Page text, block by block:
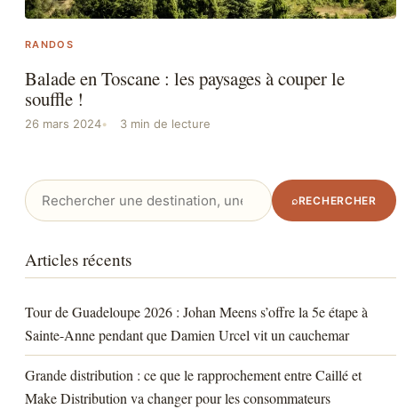
RANDOS
Balade en Toscane : les paysages à couper le
souffle !
26 mars 2024 3 min de lecture
Rechercher
:
⌕RECHERCHER
Articles récents
Tour de Guadeloupe 2026 : Johan Meens s’offre la 5e étape à
Sainte-Anne pendant que Damien Urcel vit un cauchemar
Grande distribution : ce que le rapprochement entre Caillé et
Make Distribution va changer pour les consommateurs